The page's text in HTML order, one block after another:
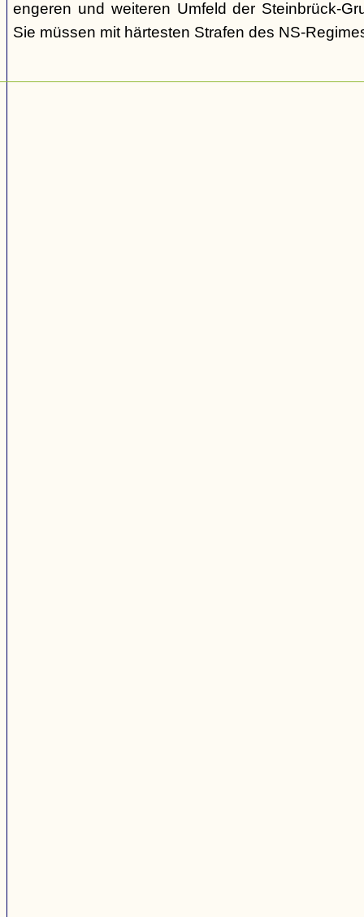
engeren und weiteren Umfeld der Steinbrück-
Sie müssen mit härtesten Strafen des NS-